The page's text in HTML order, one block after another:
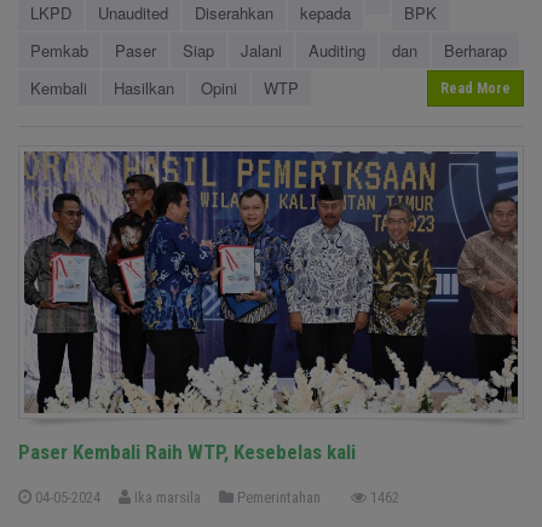
LKPD Unaudited Diserahkan kepada
BPK
Pemkab
Paser Siap Jalani Auditing dan
Berharap
Kembali
Hasilkan Opini WTP Read More
Paser Kembali Raih WTP, Kesebelas kali
04-05-2024 Ika marsila Pemerintahan 1462